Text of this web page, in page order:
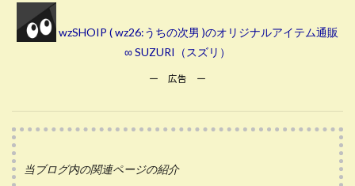
wzSHOIP ( wz26:うちの次男 )のオリジナルアイテム通販
∞ SUZURI（スズリ）
ー 広告 ー
当ブログ内の関連ページの紹介